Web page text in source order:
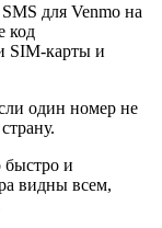
для Venmo на
код
SIM-карты и
один номер не
и
видны всем,